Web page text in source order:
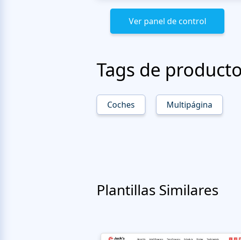
Ver panel de control
Tags de
Coches Multipágina
Plantillas Similares